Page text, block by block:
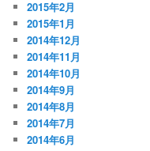
2015年2月
2015年1月
2014年12月
2014年11月
2014年10月
2014年9月
2014年8月
2014年7月
2014年6月